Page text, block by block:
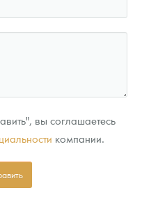
вы соглашаетесь
компании.